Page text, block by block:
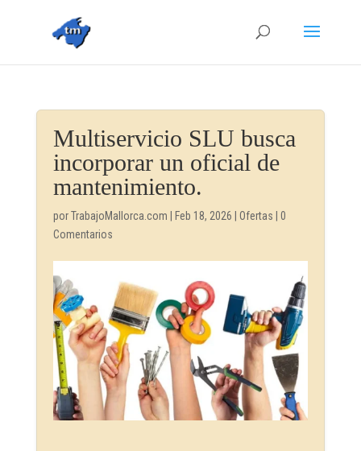
Multiservicio SLU busca
incorporar un oficial de
mantenimiento.
porTrabajoMallorca.com Feb 18, 2026 Ofertas
0
Comentarios